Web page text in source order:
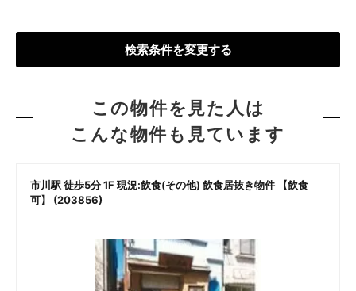
検索条件を変更する
この物件を見た人は
こんな物件も見ています
市川駅 徒歩5分 1F 現況:飲食(その他) 飲食居抜き物件 【飲食
可】 (203856)